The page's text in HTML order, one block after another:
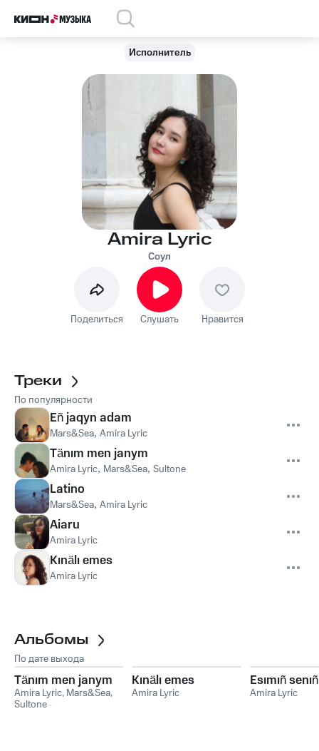
Исполнитель
Amira Lyric
Соул
Поделиться Слушать Нравится
Треки
По популярности
Eñ jaqyn adam
Mars&Sea, Amira Lyric
Tänım men janym
Amira Lyric, Mars&Sea, Sultone
Latino
Mars&Sea, Amira Lyric
Aiaru
Amira Lyric
Kınälı emes
Amira Lyric
Альбомы
По дате выхода
Tänım men janym
Amira Lyric, Mars&Sea,
Sultone
Kınälı emes
Amira Lyric
Esımıñ senıñ
Amira Lyric